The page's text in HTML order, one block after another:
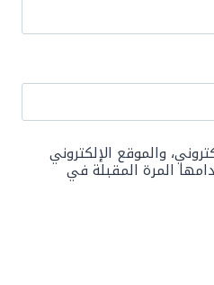
والموقع الإلكتروني
المرة المقبلة في